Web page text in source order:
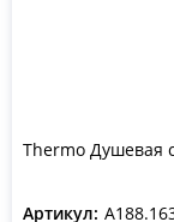
Thermo Душевая
Артикул: